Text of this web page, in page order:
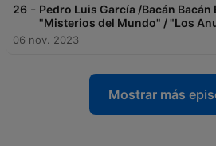
26 - Pedro Luis García /Bacán Bacán
"Misterios del Mundo" / "Los
06 nov. 2023
Mostrar más